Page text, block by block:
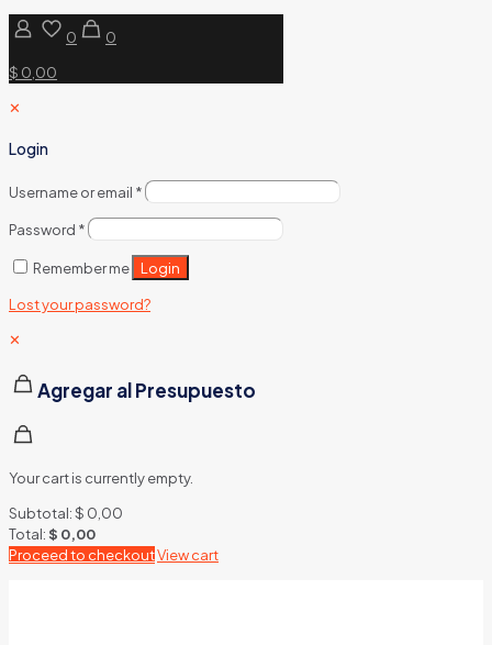
0
0
$ 0,00
✕
Login
Username or email *
Password *
Remember me Login
Lost your password?
✕
Agregar al Presupuesto
Your cart is currently empty.
Subtotal:$ 0,00
Total:$ 0,00
Proceed to checkoutView cart